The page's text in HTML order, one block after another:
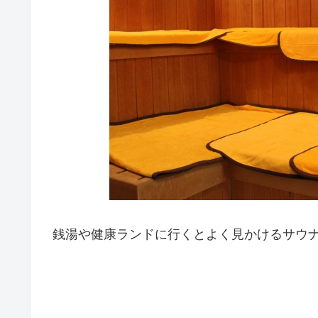
銭湯や健康ランドに行くとよく見かけるサウ